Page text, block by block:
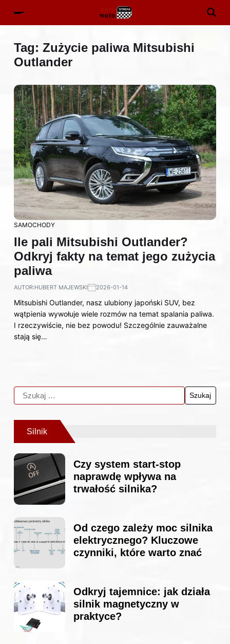
Tag: Zużycie paliwa Mitsubishi
Outlander
SAMOCHODY
Ile pali Mitsubishi Outlander?
Odkryj fakty na temat jego zużycia
paliwa
AUTOR:HUBERT MAJEWSKI 2026-01-14
Mitsubishi Outlander, nasz ulubiony japoński SUV, bez
wątpienia wywołuje wiele rozmów na temat spalania paliwa.
I rzeczywiście, nie bez powodu! Szczególnie zauważalne
stają się…
Silnik
Czy system start-stop
naprawdę wpływa na
trwałość silnika?
Od czego zależy moc silnika
elektrycznego? Kluczowe
czynniki, które warto znać
Odkryj tajemnice: jak działa
silnik magnetyczny w
praktyce?